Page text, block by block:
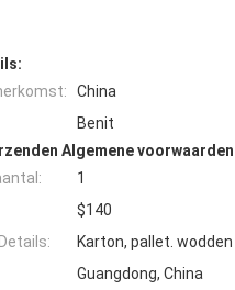
China
Benit
Algemene
1
$140
Karton, pallet.
Guangdong, China